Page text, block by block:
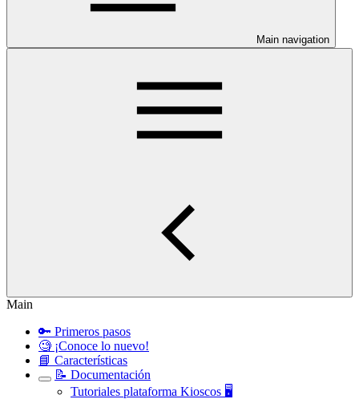
Main navigation
Main
🔑 Primeros pasos
🧐 ¡Conoce lo nuevo!
📘 Características
📝 Documentación
Tutoriales plataforma Kioscos 🖥️